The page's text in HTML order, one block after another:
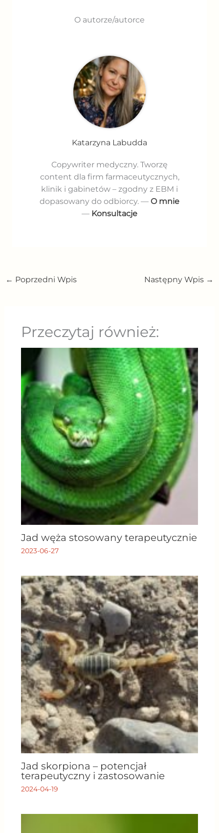
O autorze/autorce
Katarzyna Labudda
Copywriter medyczny. Tworzę
content dla firm farmaceutycznych,
klinik i gabinetów – zgodny z EBM i
dopasowany do odbiorcy. — O mnie
— Konsultacje
← Poprzedni Wpis Następny Wpis →
Przeczytaj również:
Jad węża stosowany terapeutycznie
2023-06-27
Jad skorpiona – potencjał
terapeutyczny i zastosowanie
2024-04-19